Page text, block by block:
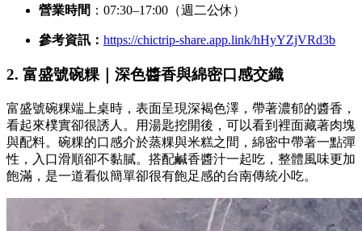
營業時間 ：07:30–17:00（週二公休）
參考資訊： https://chictrip-share.app.link/hHyYZjVRd3b
2. 富盛號碗粿｜深色醬香與綿密口感交織
富盛號碗粿端上桌時，表面呈現深褐色澤，帶著濃郁的醬香，
看起來樸實卻很誘人。用湯匙挖開後，可以看到裡面藏著肉塊
與配料。碗粿的口感介於蒸粿與米糕之間，綿密中帶著一點彈
性，入口滑順卻不黏膩。搭配鹹香醬汁一起吃，整體風味更加
飽滿，是一道看似簡單卻很有飽足感的台南傳統小吃。